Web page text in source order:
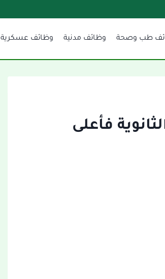
طب وصحة وظائف مدنية وظائف عسكرية
فأعلى